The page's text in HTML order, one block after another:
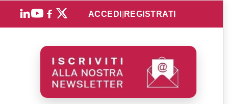
ACCEDI REGISTRATI